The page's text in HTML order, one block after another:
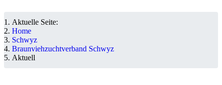
Aktuelle Seite:
Home
Schwyz
Braunviehzuchtverband Schwyz
Aktuell